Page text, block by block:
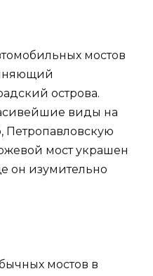
мостов
острова.
виды на
мост украшен
он изумительно
мостов в